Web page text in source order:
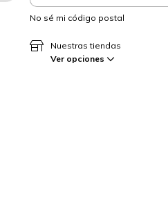
No sé mi código postal
Nuestras tiendas
Ver opciones